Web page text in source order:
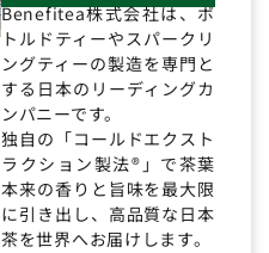
Benefitea株式会社は、ボ
トルドティーやスパークリ
ングティーの製造を専門と
する日本のリーディングカ
ンパニーです。
独自の「コールドエクスト
ラクション製法®」で茶葉
本来の香りと旨味を最大限
に引き出し、高品質な日本
茶を世界へお届けします。